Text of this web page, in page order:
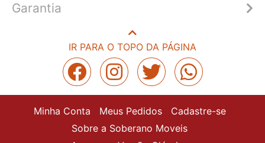
Garantia
IR PARA O TOPO DA PÁGINA
Minha Conta Meus Pedidos
Cadastre-se
Sobre a Soberano Moveis